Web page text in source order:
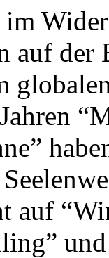
im
auf
auf